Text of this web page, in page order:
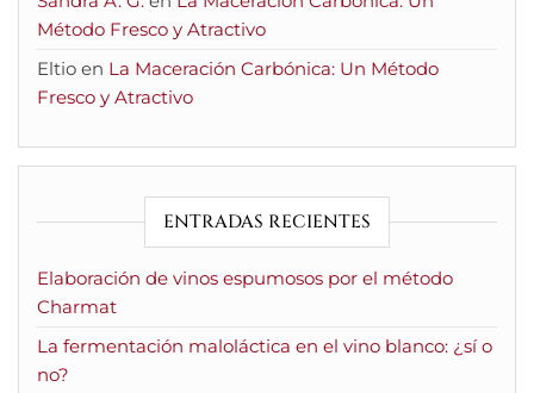
Método Fresco y Atractivo
Eltio en La Maceración Carbónica: Un Método
Fresco y Atractivo
ENTRADAS RECIENTES
Elaboración de vinos espumosos por el método
Charmat
La fermentación maloláctica en el vino blanco: ¿sí o
no?